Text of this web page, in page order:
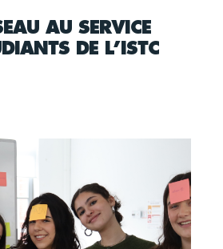
AU SERVICE
DE L’ISTC